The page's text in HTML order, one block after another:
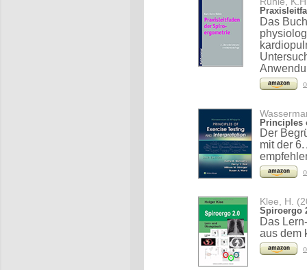
Das
Principles
Der
mit der
Klee, H.
Spiroergo
Das
aus dem